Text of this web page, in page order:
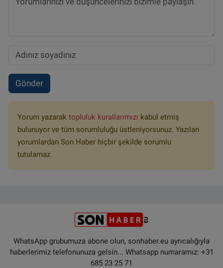
Gönder
Yorum yazarak topluluk kurallarımızı kabul etmiş
bulunuyor ve tüm sorumluluğu üstleniyorsunuz. Yazılan
yorumlardan Son Haber hiçbir şekilde sorumlu
tutulamaz.
WhatsApp grubumuza abone olun, sonhaber.eu ayrıcalığıyla
haberlerimiz telefonunuza gelsin... Whatsapp numaramız: +31
685 23 25 71